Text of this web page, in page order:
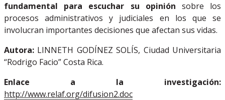
fundamental para escuchar su opinión sobre los
procesos administrativos y judiciales en los que se
involucran importantes decisiones que afectan sus vidas.
Autora: LINNETH GODÍNEZ SOLÍS, Ciudad Universitaria
“Rodrigo Facio” Costa Rica.
Enlace a la investigación:
http://www.relaf.org/difusion2.doc